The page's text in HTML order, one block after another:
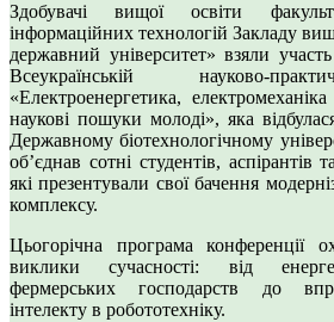
Здобувачі вищої освіти
інформаційних технологій Закладу
державний університет» взяли
Всеукраїнській науково-
«Електроенергетика,
наукові пошуки молоді», яка
Державному біотехнологічному
об’єднав сотні студентів, аспірантів
які презентували свої бачення
комплексу.
Цьогорічна програма конференції
виклики сучасності: від
фермерських господарств до
інтелекту в робототехніку.